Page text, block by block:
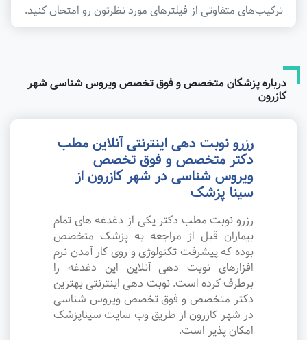
ترکیب‌های متفاوتی از فیلتر‌های مورد نظرتون رو امتحان کنید.
درباره پزشکان متخصص و فوق تخصص ویروس شناسی شهر
کازرون
رزرو نوبت دهی اینترنتی آنلاین مطب
دکتر متخصص و فوق تخصص
ویروس شناسی در شهر کازرون از
سینا پزشک
رزرو نوبت مطب دکتر یکی از دغدغه های تمام
بیماران قبل از مراجعه به پزشک متخصص
بوده که پیشرفت تکنولوژی و روی کار آمدن نرم
افزارهای نوبت دهی آنلاین این دغدغه را
برطرف کرده است. نوبت دهی اینترنتی بهترین
دکتر متخصص و فوق تخصص ویروس شناسی
در شهر کازرون از طریق وب سایت سیناپزشک
امکان پذیر است.